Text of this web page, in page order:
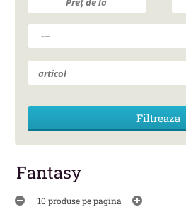
Fantasy
10 produse pe pagina